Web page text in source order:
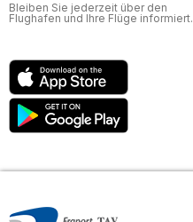
Bleiben Sie jederzeit über den
Flughafen und Ihre Flüge informiert.